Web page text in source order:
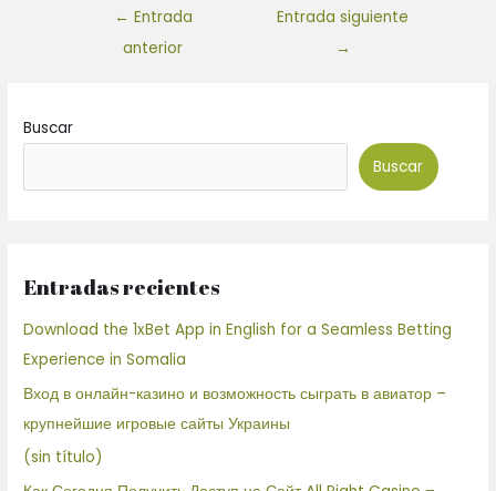
← Entrada
anterior
Entrada siguiente
→
Buscar
Buscar
Entradas recientes
Download the 1xBet App in English for a Seamless Betting
Experience in Somalia
Вход в онлайн-казино и возможность сыграть в авиатор –
крупнейшие игровые сайты Украины
(sin título)